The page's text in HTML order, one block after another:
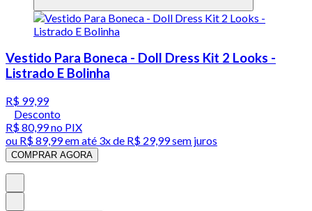
Vestido Para Boneca - Doll Dress Kit 2 Looks -
Listrado E Bolinha
R$ 99,99
Desconto
R$ 80,99no PIX
ou R$ 89,99em até 3x de R$ 29,99 sem juros
COMPRAR AGORA